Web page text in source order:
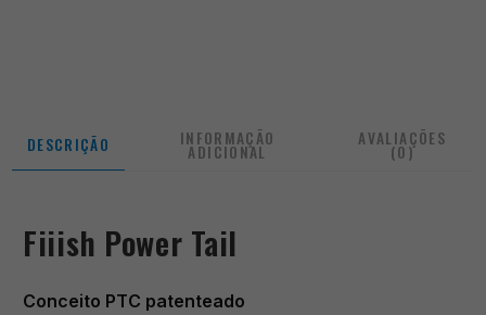
DESCRIÇÃO INFORMAÇÃO
ADICIONAL
AVALIAÇÕES
(0)
Fiiish Power Tail
Conceito PTC patenteado